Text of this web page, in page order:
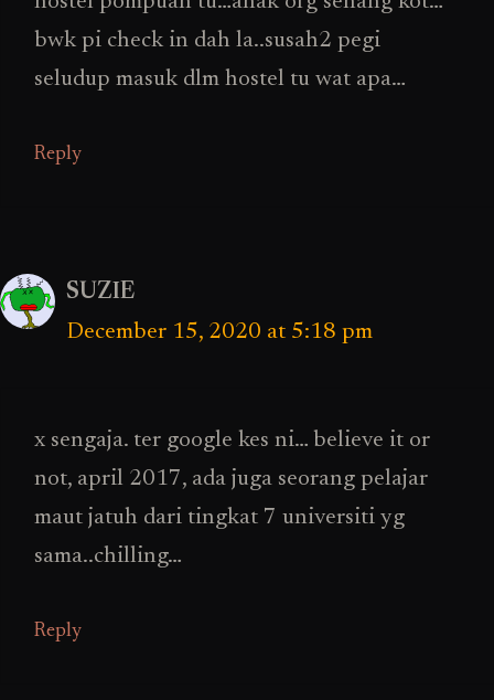
bwk pi check in dah la..susah2 pegi
seludup masuk dlm hostel tu wat apa…
Reply
SUZIE
December 15, 2020 at 5:18 pm
x sengaja. ter google kes ni… believe it or
not, april 2017, ada juga seorang pelajar
maut jatuh dari tingkat 7 universiti yg
sama..chilling…
Reply